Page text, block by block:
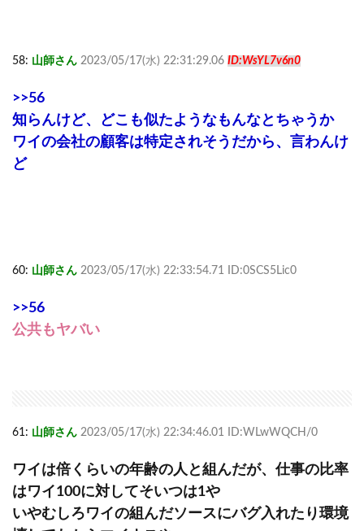
58: 山師さん 2023/05/17(水) 22:31:29.06 ID:WsYL7v6n0
>>56
知らんけど、どこも似たようなもんなとちゃうか
ワイの会社の顧客は特定されそうだから、言わんけ
ど
60: 山師さん 2023/05/17(水) 22:33:54.71 ID:0SCS5Lic0
>>56
公共もヤバい
61: 山師さん 2023/05/17(水) 22:34:46.01 ID:WLwWQCH/0
ワイは倍くらいの年齢の人と組んだが、仕事の比率
はワイ100に対してそいつは1や
いやむしろワイの組んだソースにバグ入れたり環境